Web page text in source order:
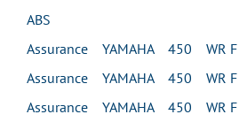
ABS
Assurance YAMAHA 450 WR F
Assurance YAMAHA 450 WR F
Assurance YAMAHA 450 WR F